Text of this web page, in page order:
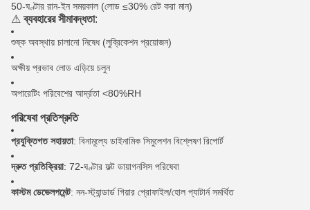
50-ঘণ্টার রান-ইন সময়কাল (লোড ≤30% রেট করা মান)
⚠ব্যবহারের সীমাবদ্ধতা:
শুষ্ক অবস্থায় চালানো নিষেধ (লুব্রিকেশন প্রয়োজন)
অক্ষীয় প্রভাব লোড এড়িয়ে চলুন
অপারেটিং পরিবেশের আর্দ্রতা <80%RH
পরিষেবা প্রতিশ্রুতি
প্রযুক্তিগত সহায়তা: বিনামূল্যে ডাইনামিক সিমুলেশন বিশ্লেষণ রিপোর্ট
দ্রুত প্রতিক্রিয়া: 72-ঘণ্টার ফল্ট ডায়াগনসিস পরিষেবা
কাস্টম ডেভেলপমেন্ট: নন-স্ট্যান্ডার্ড গিয়ার প্রোফাইল/হোল প্যাটার্ন সমর্থিত